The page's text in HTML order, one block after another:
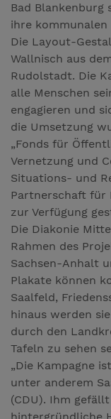
Bad
ihre kommunalen
Die Layout-
Wallnisch aus
Rudolstadt. Die
alle Menschen
engagieren und
die Umsetzung
„Fonds für
Vernetzung und
Situations- und
Partnerschaft für
zur Verfügung
Die Diakonie
Rahmen des
Sachsen-Anhalt
Plakate können
Saalfeld,
hinaus werden
durch den
Tafeln zu sehen
„Die Kampagne
unter anderem
(CDU). Ihm